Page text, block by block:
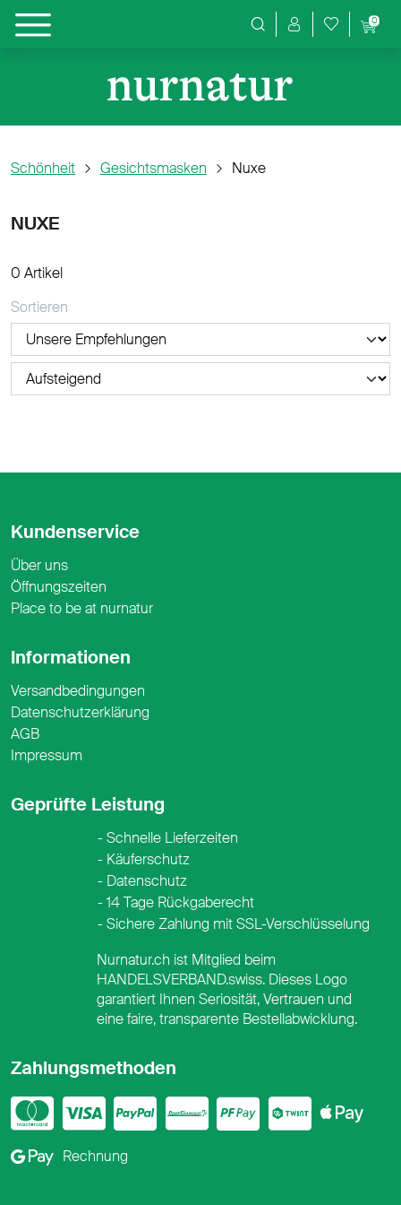
Produktsuche
0
Schönheit Gesichtsmasken Nuxe
NUXE
0 Artikel
Sortieren
Kundenservice
Über uns
Öffnungszeiten
Place to be at nurnatur
Informationen
Versandbedingungen
Datenschutzerklärung
AGB
Impressum
Geprüfte Leistung
Schnelle Lieferzeiten
Käuferschutz
Datenschutz
14 Tage Rückgaberecht
Sichere Zahlung mit SSL-Verschlüsselung
Zahlungsmethoden
Mastercard
VisaPayPal
PostFinance
Twint
Google Pay
Rechnung
Nurnatur.ch ist Mitglied beim
HANDELSVERBAND.swiss. Dieses Logo
garantiert Ihnen Seriosität, Vertrauen und
eine faire, transparente Bestellabwicklung.